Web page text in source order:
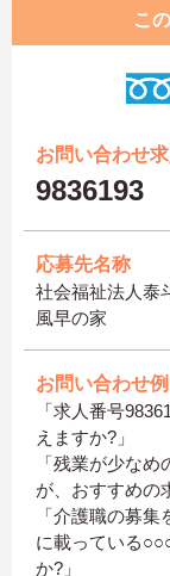
こ
お問い合わせ
9836193
応募先名称
社会福祉法人泰
風早の家
お問い合わせ例
「求人番号
えますか?」
「残業が少な
が、おすすめの
「介護職の募
に載っている
か?」